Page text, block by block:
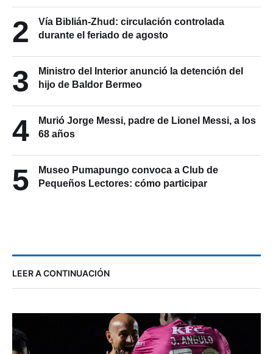
2
Vía Biblián-Zhud: circulación controlada
durante el feriado de agosto
3
Ministro del Interior anunció la detención del
hijo de Baldor Bermeo
4
Murió Jorge Messi, padre de Lionel Messi, a los
68 años
5
Museo Pumapungo convoca a Club de
Pequeños Lectores: cómo participar
LEER A CONTINUACIÓN